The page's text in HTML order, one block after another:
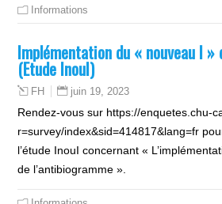
Informations
Implémentation du « nouveau I »
(Etude InouI)
FH juin 19, 2023
Rendez-vous sur https://enquetes.chu-
r=survey/index&sid=414817&lang=fr
l’étude InouI concernant «
de l’antibiogramme ».